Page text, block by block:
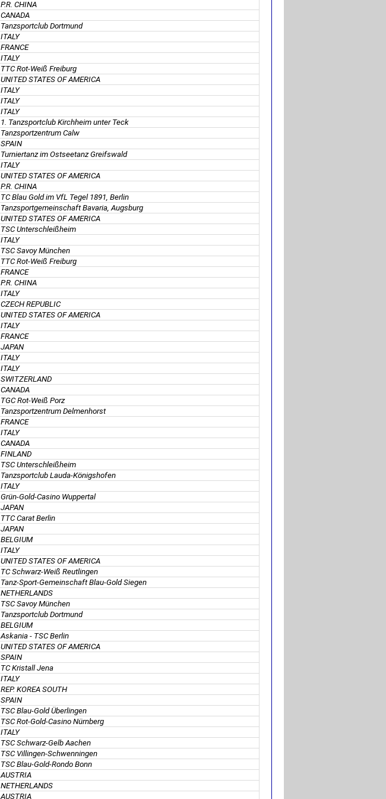
P.R. CHINA
CANADA
Tanzsportclub Dortmund
ITALY
FRANCE
ITALY
TTC Rot-Weiß Freiburg
UNITED STATES OF AMERICA
ITALY
ITALY
ITALY
1. Tanzsportclub Kirchheim unter Teck
Tanzsportzentrum Calw
SPAIN
Turniertanz im Ostseetanz Greifswald
ITALY
UNITED STATES OF AMERICA
P.R. CHINA
TC Blau Gold im VfL Tegel 1891, Berlin
Tanzsportgemeinschaft Bavaria, Augsburg
UNITED STATES OF AMERICA
TSC Unterschleißheim
ITALY
TSC Savoy München
TTC Rot-Weiß Freiburg
FRANCE
P.R. CHINA
ITALY
CZECH REPUBLIC
UNITED STATES OF AMERICA
ITALY
FRANCE
JAPAN
ITALY
ITALY
SWITZERLAND
CANADA
TGC Rot-Weiß Porz
Tanzsportzentrum Delmenhorst
FRANCE
ITALY
CANADA
FINLAND
TSC Unterschleißheim
Tanzsportclub Lauda-Königshofen
ITALY
Grün-Gold-Casino Wuppertal
JAPAN
TTC Carat Berlin
JAPAN
BELGIUM
ITALY
UNITED STATES OF AMERICA
TC Schwarz-Weiß Reutlingen
Tanz-Sport-Gemeinschaft Blau-Gold Siegen
NETHERLANDS
TSC Savoy München
Tanzsportclub Dortmund
BELGIUM
Askania - TSC Berlin
UNITED STATES OF AMERICA
SPAIN
TC Kristall Jena
ITALY
REP. KOREA SOUTH
SPAIN
TSC Blau-Gold Überlingen
TSC Rot-Gold-Casino Nürnberg
ITALY
TSC Schwarz-Gelb Aachen
TSC Villingen-Schwenningen
TSC Blau-Gold-Rondo Bonn
AUSTRIA
NETHERLANDS
AUSTRIA